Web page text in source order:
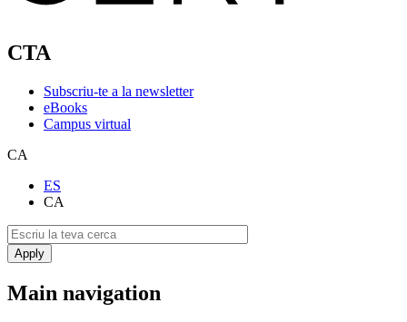
CTA
Subscriu-te a la newsletter
eBooks
Campus virtual
CA
ES
CA
Main navigation